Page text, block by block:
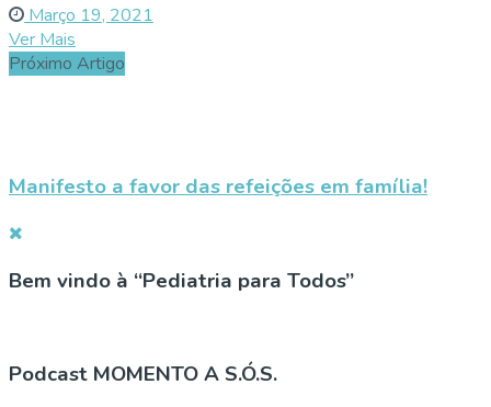
Março 19, 2021
Ver Mais
Próximo Artigo
Manifesto a favor das refeições em família!
Bem vindo à “Pediatria para Todos”
Podcast MOMENTO A S.Ó.S.